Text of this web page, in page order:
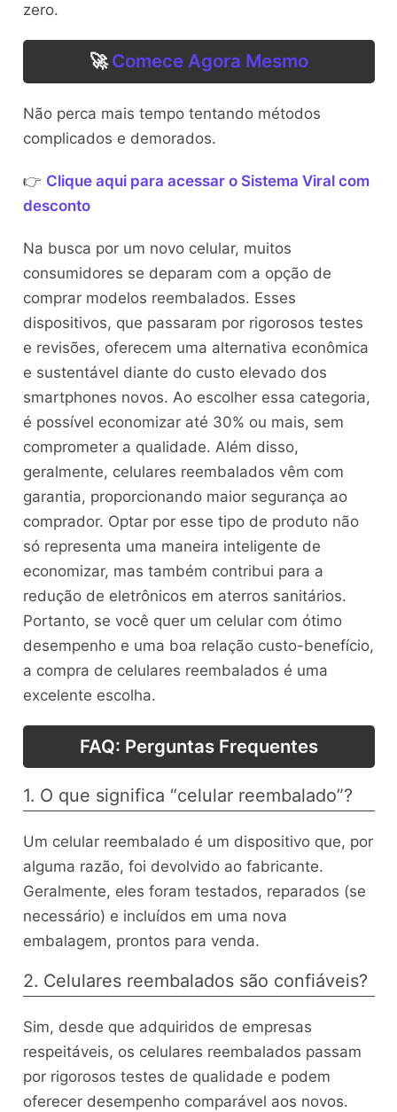
zero.
🚀Comece Agora Mesmo
Não perca mais tempo tentando métodos
complicados e demorados.
👉 Clique aqui para acessar o Sistema Viral com
desconto
Na busca por um novo celular, muitos
consumidores se deparam com a opção de
comprar modelos reembalados. Esses
dispositivos, que passaram por rigorosos testes
e revisões, oferecem uma alternativa econômica
e sustentável diante do custo elevado dos
smartphones novos. Ao escolher essa categoria,
é possível economizar até 30% ou mais, sem
comprometer a qualidade. Além disso,
geralmente, celulares reembalados vêm com
garantia, proporcionando maior segurança ao
comprador. Optar por esse tipo de produto não
só representa uma maneira inteligente de
economizar, mas também contribui para a
redução de eletrônicos em aterros sanitários.
Portanto, se você quer um celular com ótimo
desempenho e uma boa relação custo-benefício,
a compra de celulares reembalados é uma
excelente escolha.
FAQ: Perguntas Frequentes
1. O que significa “celular reembalado”?
Um celular reembalado é um dispositivo que, por
alguma razão, foi devolvido ao fabricante.
Geralmente, eles foram testados, reparados (se
necessário) e incluídos em uma nova
embalagem, prontos para venda.
2. Celulares reembalados são confiáveis?
Sim, desde que adquiridos de empresas
respeitáveis, os celulares reembalados passam
por rigorosos testes de qualidade e podem
oferecer desempenho comparável aos novos.